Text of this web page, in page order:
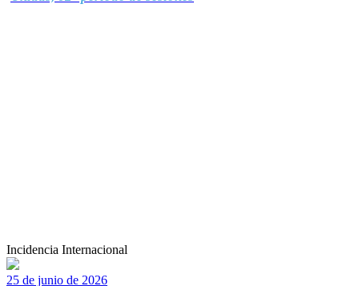
Incidencia Internacional
25 de junio de 2026